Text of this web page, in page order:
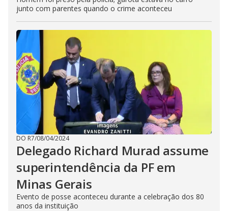
junto com parentes quando o crime aconteceu
DO R7/08/04/2024
Delegado Richard Murad assume
superintendência da PF em
Minas Gerais
Evento de posse aconteceu durante a celebração dos 80
anos da instituição